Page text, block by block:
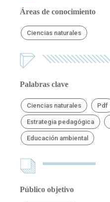
Áreas de conocimiento
Ciencias naturales
Palabras clave
Ciencias naturales Pdf
Estrategia pedagógica
Educación ambiental
Público objetivo